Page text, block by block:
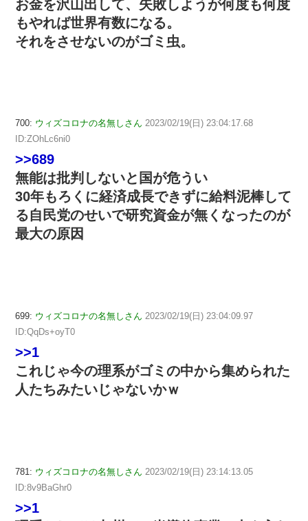
お金を沢山出して、失敗しようが何度も何度
もやれば世界有数になる。
それをさせないのがゴミ虫。
700: ウィズコロナの名無しさん 2023/02/19(日) 23:04:17.68
ID:ZOhLc6ni0
>>689
無能は批判しないと国が危うい
30年もろくに経済成長できずに給料泥棒して
る自民党のせいで研究資金が無くなったのが
最大の原因
699: ウィズコロナの名無しさん 2023/02/19(日) 23:04:09.97
ID:QqDs+oyT0
>>1
これじゃ今の理系がゴミの中から集められた
人たちみたいじゃないかｗ
781: ウィズコロナの名無しさん 2023/02/19(日) 23:14:13.05
ID:8v9BaGhr0
>>1